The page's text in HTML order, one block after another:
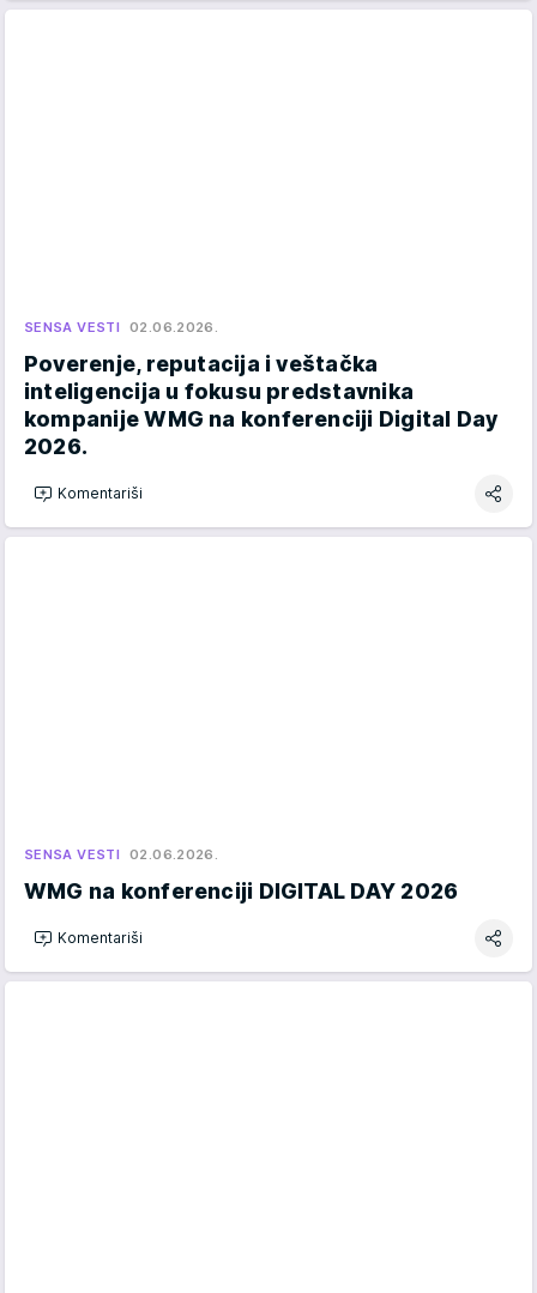
SENSA VESTI 02.06.2026.
Poverenje, reputacija i veštačka
inteligencija u fokusu predstavnika
kompanije WMG na konferenciji Digital Day
2026.
Komentariši
SENSA VESTI 02.06.2026.
WMG na konferenciji DIGITAL DAY 2026
Komentariši